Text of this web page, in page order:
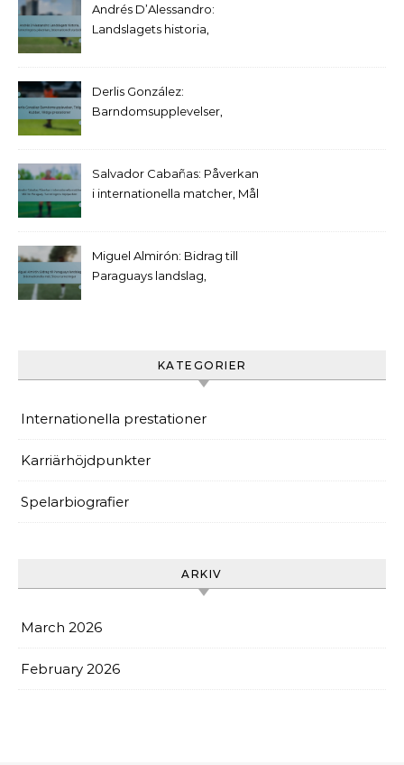
Andrés D’Alessandro:
Landslagets historia,
Derlis González:
Barndomsupplevelser,
Salvador Cabañas: Påverkan
i internationella matcher, Mål
Miguel Almirón: Bidrag till
Paraguays landslag,
KATEGORIER
Internationella prestationer
Karriärhöjdpunkter
Spelarbiografier
ARKIV
March 2026
February 2026